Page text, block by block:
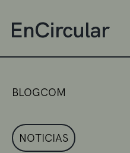
BLOGCOM
NOTICIAS